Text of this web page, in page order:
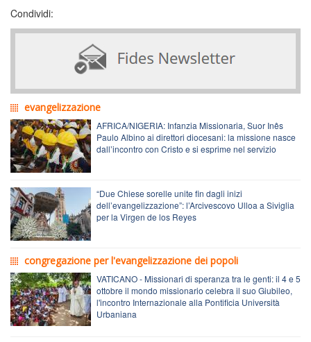
Condividi:
evangelizzazione
AFRICA/NIGERIA: Infanzia Missionaria, Suor Inês
Paulo Albino ai direttori diocesani: la missione nasce
dall’incontro con Cristo e si esprime nel servizio
“Due Chiese sorelle unite fin dagli inizi
dell’evangelizzazione”: l’Arcivescovo Ulloa a Siviglia
per la Virgen de los Reyes
congregazione per l'evangelizzazione dei popoli
VATICANO - Missionari di speranza tra le genti: il 4 e 5
ottobre il mondo missionario celebra il suo Giubileo,
l'incontro Internazionale alla Pontificia Università
Urbaniana